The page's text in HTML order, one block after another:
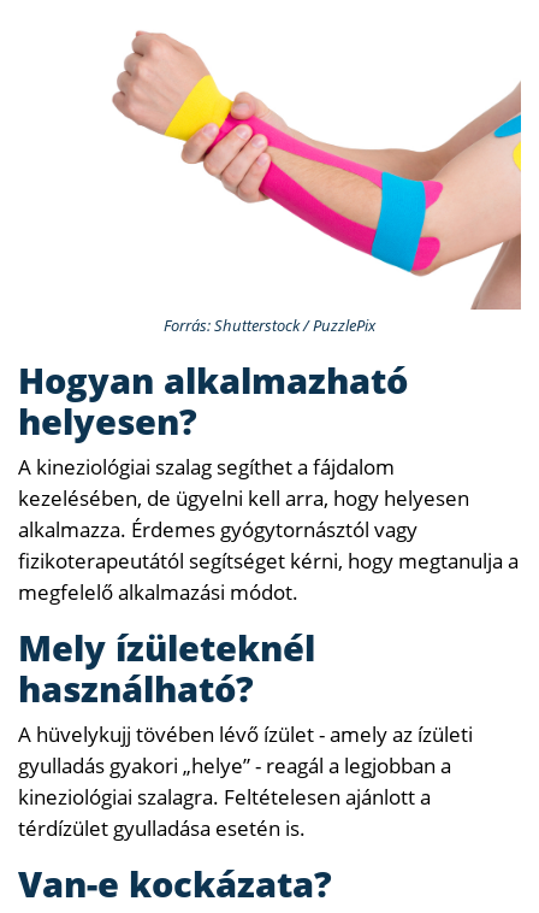
Forrás: Shutterstock / PuzzlePix
Hogyan alkalmazható
helyesen?
A kineziológiai szalag segíthet a fájdalom
kezelésében, de ügyelni kell arra, hogy helyesen
alkalmazza. Érdemes gyógytornásztól vagy
fizikoterapeutától segítséget kérni, hogy megtanulja a
megfelelő alkalmazási módot.
Mely ízületeknél
használható?
A hüvelykujj tövében lévő ízület - amely az ízületi
gyulladás gyakori „helye” - reagál a legjobban a
kineziológiai szalagra. Feltételesen ajánlott a
térdízület gyulladása esetén is.
Van-e kockázata?